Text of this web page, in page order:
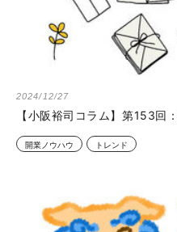
2024/12/27
【小阪裕司コラム】第153回
開業ノウハウ トレンド